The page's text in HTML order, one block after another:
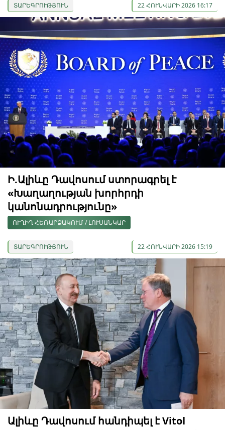
ՏԱՐԵԳՐՈՒԹՅՈՒՆ 22 ՀՈՒՆՎԱՐԻ 2026 16:17
Ի.Ալիևը Դավոսում ստորագրել է
«Խաղաղության խորհրդի
կանոնադրությունը»
ՈՒՂԻՂ ՀԵՌԱՐՁԱԿՈՒՄ / ԼՈՒՍԱՆԿԱՐ
ՏԱՐԵԳՐՈՒԹՅՈՒՆ 22 ՀՈՒՆՎԱՐԻ 2026 15:19
Ալիևը Դավոսում հանդիպել է Vitol